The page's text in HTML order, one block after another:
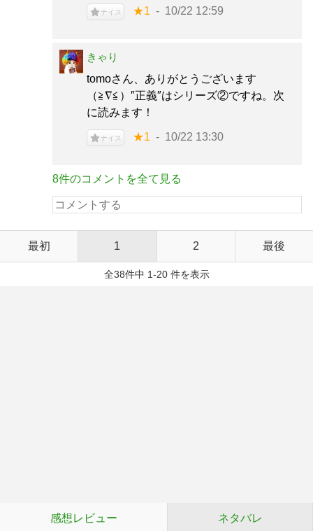
ナイス ★1 10/22 12:59
きゃり
tomoさん、ありがとうございます
（≧∇≦）″正義″はシリーズ②ですね。次
に読みます！
ナイス ★1 10/22 13:30
8件のコメントを全て見る
最初 1 2 最後
全38件中 1-20 件を表示
感想レビュー ネタバレ